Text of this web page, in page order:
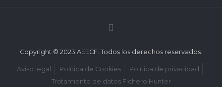
Copyright © 2023 AEECF. Todos los derechos reservados.
Aviso legal Política de Cookies
Política de privacidad
Tratamiento de datos Fichero Hunter